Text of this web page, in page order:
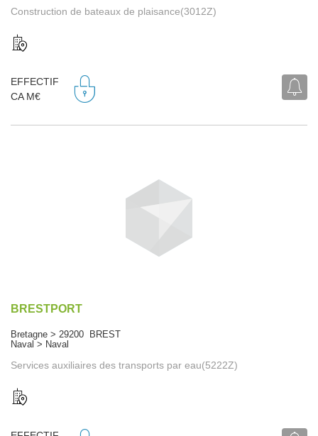
Construction de bateaux de plaisance(3012Z)
EFFECTIF
CA M€
BRESTPORT
Bretagne > 29200 BREST
Naval > Naval
Services auxiliaires des transports par eau(5222Z)